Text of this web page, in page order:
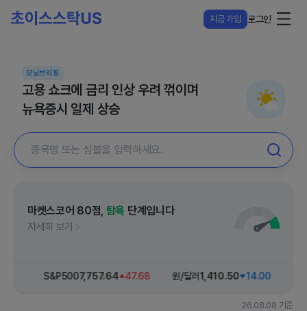
지금 가입 로그인
모닝브리핑
고용 쇼크에 금리 인상 우려 꺾이며
뉴욕증시 일제 상승
마켓스코어 80점, 탐욕 단계입니다
자세히 보기
S&P5007,757.64 47.68 원/달러1,410.50 14.00
26.08.08 기준